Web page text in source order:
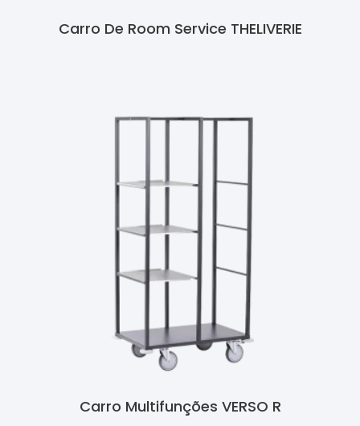
Carro De Room Service THELIVERIE
Carro Multifunções VERSO R